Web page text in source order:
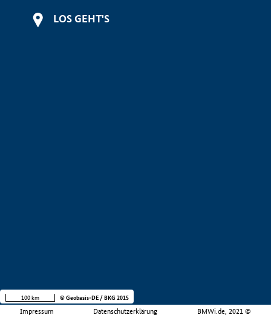
LOS GEHT'S
Impressum Datenschutzerklärung BMWi.de, 2021 ©
100 km © Geobasis-DE / BKG 2015